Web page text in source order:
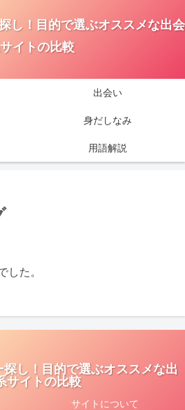
し！目的で選ぶオススメな出会
イトの比較
出会い
身だしなみ
用語解説
た。
し！目的で選ぶオススメな出
サイトの比較
サイトについて